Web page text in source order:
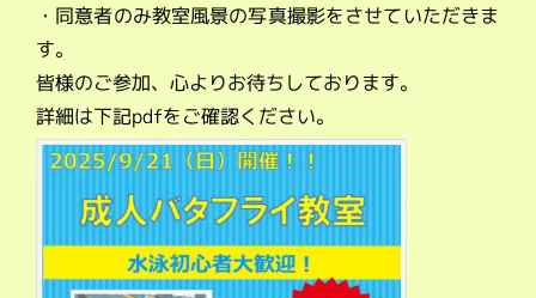
・同意者のみ教室風景の写真撮影をさせていただきま
す。
皆様のご参加、心よりお待ちしております。
詳細は下記pdfをご確認ください。